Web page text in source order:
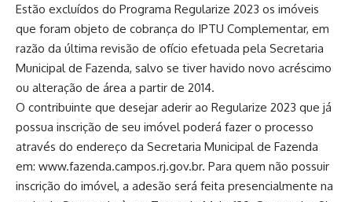
Estão excluídos do Programa Regularize 2023 os imóveis
que foram objeto de cobrança do IPTU Complementar, em
razão da última revisão de ofício efetuada pela Secretaria
Municipal de Fazenda, salvo se tiver havido novo acréscimo
ou alteração de área a partir de 2014.
O contribuinte que desejar aderir ao Regularize 2023 que já
possua inscrição de seu imóvel poderá fazer o processo
através do endereço da Secretaria Municipal de Fazenda
em: www.fazenda.campos.rj.gov.br. Para quem não possuir
inscrição do imóvel, a adesão será feita presencialmente na